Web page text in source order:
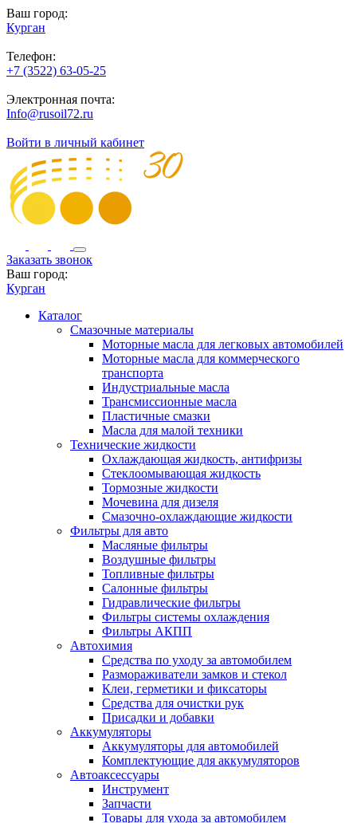
Ваш город:
Курган
Телефон:
+7 (3522) 63-05-25
Электронная почта:
Info@rusoil72.ru
Войти в личный кабинет
Заказать звонок
Ваш город:
Курган
Каталог
Смазочные материалы
Моторные масла для легковых автомобилей
Моторные масла для коммерческого
транспорта
Индустриальные масла
Трансмиссионные масла
Пластичные смазки
Масла для малой техники
Технические жидкости
Охлаждающая жидкость, антифризы
Стеклоомывающая жидкость
Тормозные жидкости
Мочевина для дизеля
Смазочно-охлаждающие жидкости
Фильтры для авто
Масляные фильтры
Воздушные фильтры
Топливные фильтры
Салонные фильтры
Гидравлические фильтры
Фильтры системы охлаждения
Фильтры АКПП
Автохимия
Средства по уходу за автомобилем
Размораживатели замков и стекол
Клеи, герметики и фиксаторы
Средства для очистки рук
Присадки и добавки
Аккумуляторы
Аккумуляторы для автомобилей
Комплектующие для аккумуляторов
Автоаксессуары
Инструмент
Запчасти
Товары для ухода за автомобилем